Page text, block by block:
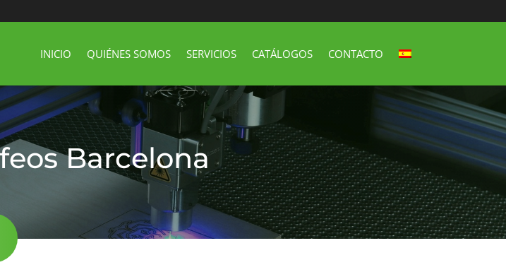
INICIO QUIÉNES SOMOS SERVICIOS CATÁLOGOS CONTACTO
Barcelona